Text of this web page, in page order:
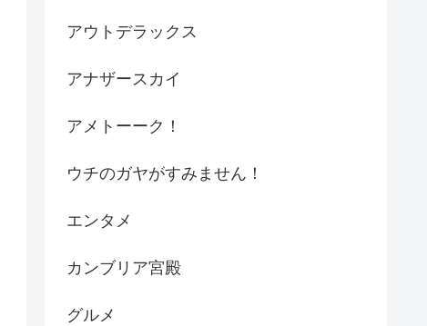
アウトデラックス
アナザースカイ
アメトーーク！
ウチのガヤがすみません！
エンタメ
カンブリア宮殿
グルメ